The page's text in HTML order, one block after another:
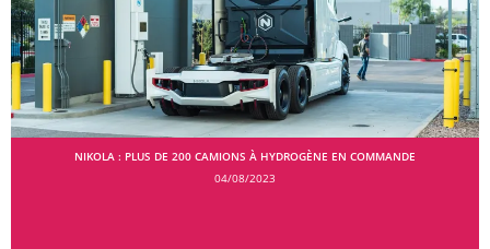
NIKOLA : PLUS DE 200 CAMIONS À HYDROGÈNE EN COMMANDE
04/08/2023